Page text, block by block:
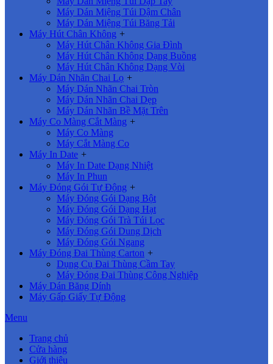
Máy Dán Miệng Túi Dậm Chân
Máy Dán Miệng Túi Băng Tải
Máy Hút Chân Không +
Máy Hút Chân Không Gia Đình
Máy Hút Chân Không Dạng Buồng
Máy Hút Chân Không Dạng Vòi
Máy Dán Nhãn Chai Lọ +
Máy Dán Nhãn Chai Tròn
Máy Dán Nhãn Chai Dẹp
Máy Dán Nhãn Bề Mặt Trên
Máy Co Màng Cắt Màng +
Máy Co Màng
Máy Cắt Màng Co
Máy In Date +
Máy In Date Dạng Nhiệt
Máy In Phun
Máy Đóng Gói Tự Động +
Máy Đóng Gói Dạng Bột
Máy Đóng Gói Dạng Hạt
Máy Đóng Gói Trà Túi Lọc
Máy Đóng Gói Dung Dịch
Máy Đóng Gói Ngang
Máy Đóng Đai Thùng Carton +
Dụng Cụ Đai Thùng Cầm Tay
Máy Đóng Đai Thùng Công Nghiệp
Máy Dán Băng Dính
Máy Gấp Giấy Tự Động
Menu
Trang chủ
Cửa hàng
Giới thiệu